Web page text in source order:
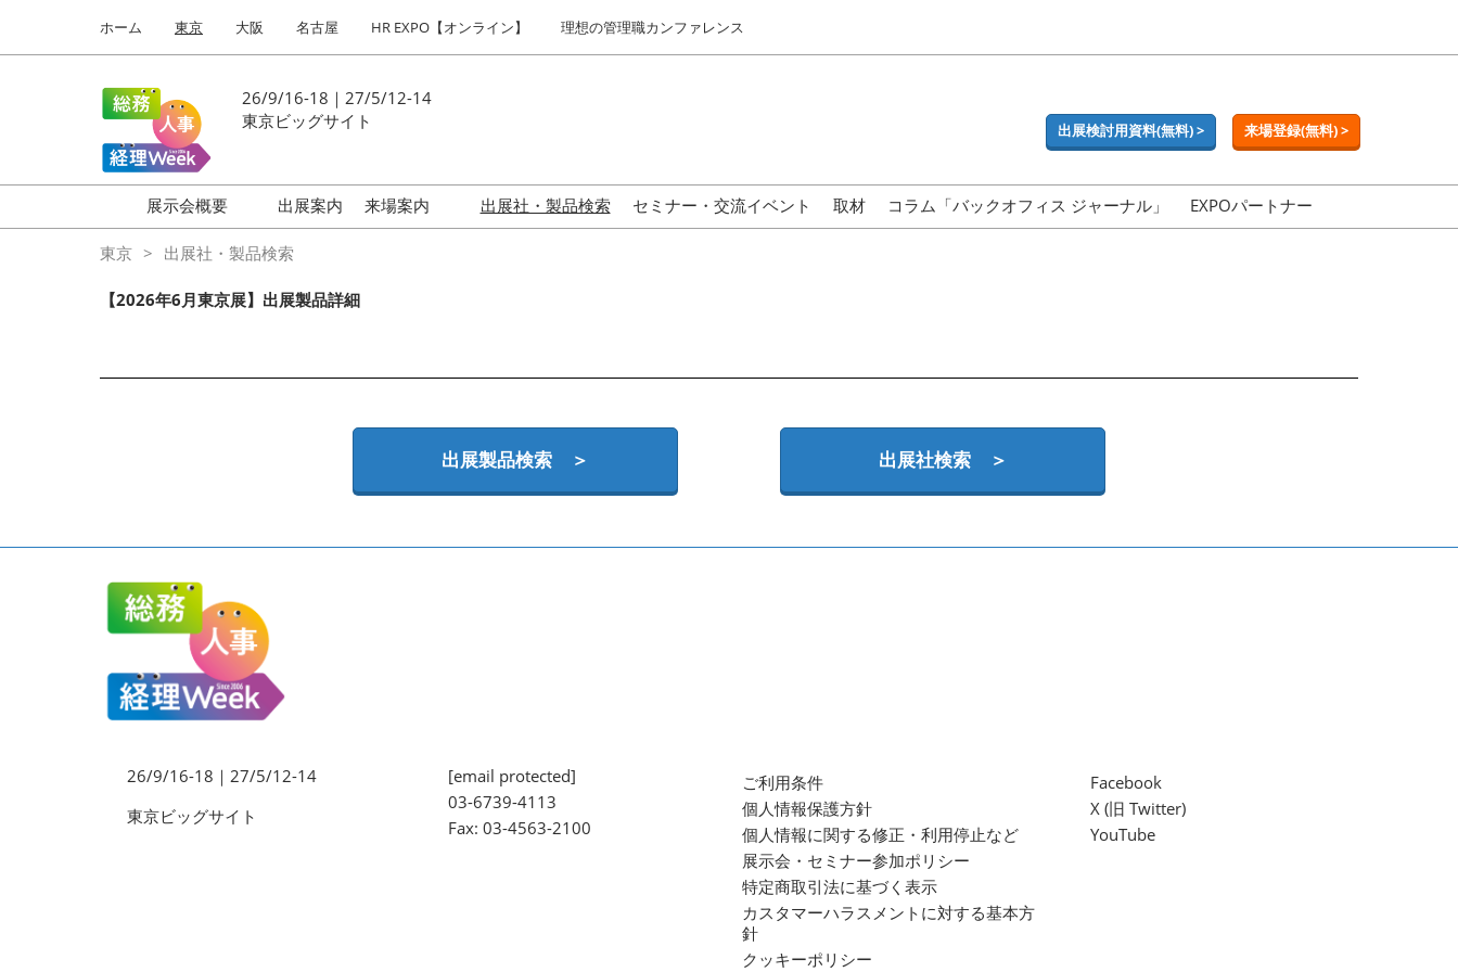
キ
プ
し
て
進
to
ホーム 東京 大阪 名古屋 HR EXPO【オンライン】 理想の管理職カンファレンス
26/9/16-18｜27/5/12-14
東京ビッグサイト
出展検討用資料(無料) > 来場登録(無料) >
展示会概要
働き方改革 EXPO
【9月より】バックオフィス
AIエージェント EXPO
【9月】展示会概要
出展案内
来場案内
出展社・製品検索 セミナー・交流イベント 取材 コラム「バックオフィス ジャーナル」 EXPOパートナー
東京 出展社・製品検索
【2026年6月東京展】出展製品詳細
出展製品検索 ＞ 出展社検索 ＞
26/9/16-18｜27/5/12-14
東京ビッグサイト
[email protected]
03-6739-4113
Fax: 03-4563-2100
ご利用条件
個人情報保護方針
個人情報に関する修正・利用停止など
展示会・セミナー参加ポリシー
特定商取引法に基づく表示
カスタマーハラスメントに対する基本方
針
クッキーポリシー
Facebook
X (旧 Twitter)
YouTube